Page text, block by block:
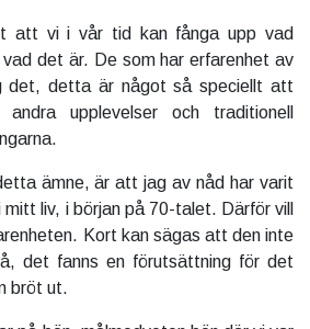
att vi i vår tid kan fånga upp vad
det är. De som har erfarenhet av
det, detta är något så speciellt att
upplevelser och traditionell
ämne, är att jag av nåd har varit
liv, i början på 70-talet. Därför vill
Kort kan sägas att den inte
det fanns en förutsättning för det
bröt ut.